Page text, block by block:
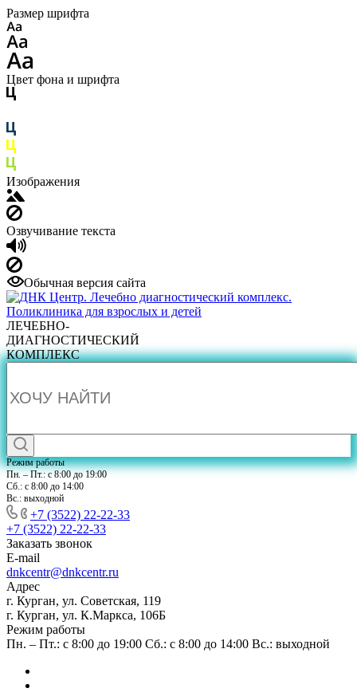
Размер шрифта
Цвет фона и шрифта
Изображения
Озвучивание текста
Обычная версия сайта
ЛЕЧЕБНО-
ДИАГНОСТИЧЕСКИЙ
КОМПЛЕКС
Режим работы
Пн. – Пт.: с 8:00 до 19:00
Сб.: с 8:00 до 14:00
Вс.: выходной
+7 (3522) 22-22-33
+7 (3522) 22-22-33
Заказать звонок
E-mail
dnkcentr@dnkcentr.ru
Адрес
г. Курган, ул. Советская, 119
г. Курган, ул. К.Маркса, 106Б
Режим работы
Пн. – Пт.: с 8:00 до 19:00 Сб.: с 8:00 до 14:00 Вс.: выходной